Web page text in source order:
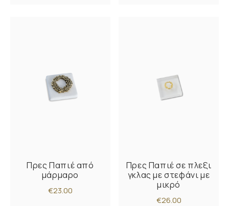
Πρες Παπιέ από
μάρμαρο
€23.00
Πρες Παπιέ σε πλεξι
γκλας με στεφάνι με
μικρό
€26.00